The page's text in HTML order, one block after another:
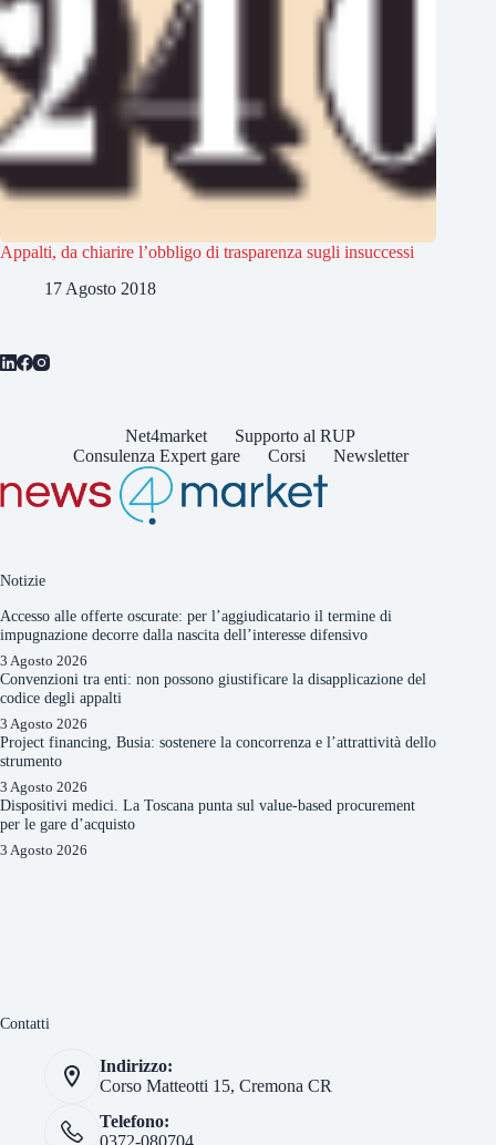
Appalti, da chiarire l’obbligo di trasparenza sugli insuccessi
17 Agosto 2018
Net4market
Supporto al RUP
Consulenza Expert gare
Corsi Newsletter
Notizie
Accesso alle offerte oscurate: per l’aggiudicatario il termine di
impugnazione decorre dalla nascita dell’interesse difensivo
3 Agosto 2026
Convenzioni tra enti: non possono giustificare la disapplicazione del
codice degli appalti
3 Agosto 2026
Project financing, Busia: sostenere la concorrenza e l’attrattività dello
strumento
3 Agosto 2026
Dispositivi medici. La Toscana punta sul value-based procurement
per le gare d’acquisto
3 Agosto 2026
Contatti
Indirizzo:
Corso Matteotti 15, Cremona CR
Telefono:
0372-080704